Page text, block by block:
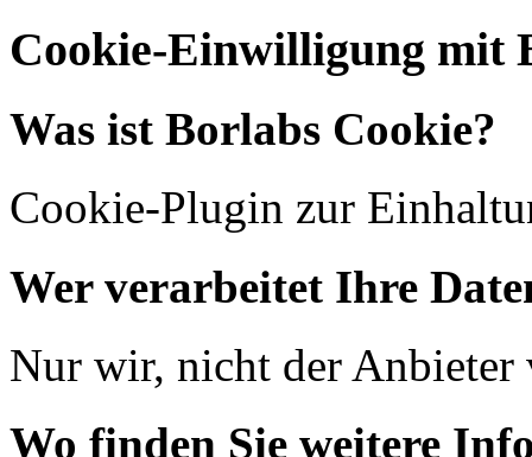
Cookie-Einwilligung mit
Was ist Borlabs Cookie?
Cookie-Plugin zur
Wer verarbeitet Ihre
Nur wir, nicht der Anbieter
Wo finden Sie weitere